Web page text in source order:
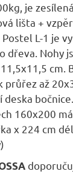
je
lišta +
L-1 je
dřeva. Nohy
cm.
průřez až
160x200
x 224 cm